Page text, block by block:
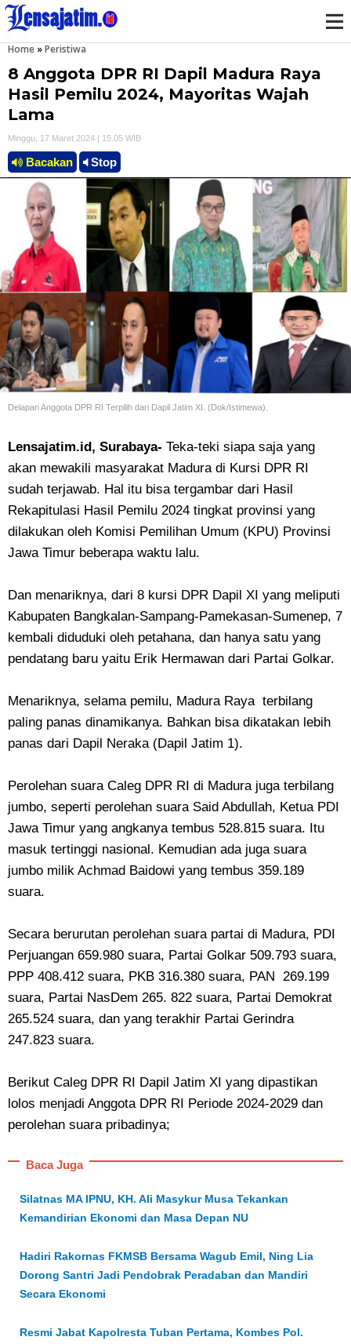
Home »Peristiwa
8 Anggota DPR RI Dapil Madura Raya
Hasil Pemilu 2024, Mayoritas Wajah
Lama
Minggu, 17 Maret 2024 | 15.05 WIB
Bacakan Stop
Delapan Anggota DPR RI Terpilih dari Dapil Jatim XI. (Dok/Istimewa).
Lensajatim.id, Surabaya- Teka-teki siapa saja yang
akan mewakili masyarakat Madura di Kursi DPR RI
sudah terjawab. Hal itu bisa tergambar dari Hasil
Rekapitulasi Hasil Pemilu 2024 tingkat provinsi yang
dilakukan oleh Komisi Pemilihan Umum (KPU) Provinsi
Jawa Timur beberapa waktu lalu.
Dan menariknya, dari 8 kursi DPR Dapil XI yang meliputi
Kabupaten Bangkalan-Sampang-Pamekasan-Sumenep, 7
kembali diduduki oleh petahana, dan hanya satu yang
pendatang baru yaitu Erik Hermawan dari Partai Golkar.
Menariknya, selama pemilu, Madura Raya terbilang
paling panas dinamikanya. Bahkan bisa dikatakan lebih
panas dari Dapil Neraka (Dapil Jatim 1).
Perolehan suara Caleg DPR RI di Madura juga terbilang
jumbo, seperti perolehan suara Said Abdullah, Ketua PDI
Jawa Timur yang angkanya tembus 528.815 suara. Itu
masuk tertinggi nasional. Kemudian ada juga suara
jumbo milik Achmad Baidowi yang tembus 359.189
suara.
Secara berurutan perolehan suara partai di Madura, PDI
Perjuangan 659.980 suara, Partai Golkar 509.793 suara,
PPP 408.412 suara, PKB 316.380 suara, PAN 269.199
suara, Partai NasDem 265. 822 suara, Partai Demokrat
265.524 suara, dan yang terakhir Partai Gerindra
247.823 suara.
Berikut Caleg DPR RI Dapil Jatim XI yang dipastikan
lolos menjadi Anggota DPR RI Periode 2024-2029 dan
perolehan suara pribadinya;
Baca Juga
Silatnas MA IPNU, KH. Ali Masykur Musa Tekankan
Kemandirian Ekonomi dan Masa Depan NU
Hadiri Rakornas FKMSB Bersama Wagub Emil, Ning Lia
Dorong Santri Jadi Pendobrak Peradaban dan Mandiri
Secara Ekonomi
Resmi Jabat Kapolresta Tuban Pertama, Kombes Pol.